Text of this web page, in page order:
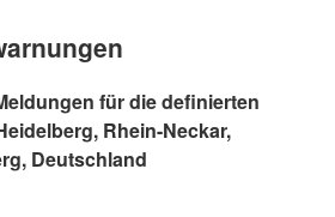
für die definierten
Rhein-Neckar,
Deutschland